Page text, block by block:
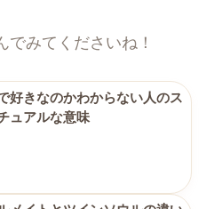
でみてくださいね！
好きなのかわからない人のス
ュアルな意味